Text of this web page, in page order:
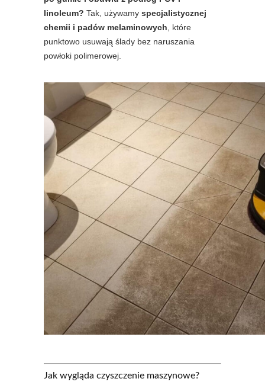
linoleum? Tak, używamy specjalistycznej
chemii i padów melaminowych , które
punktowo usuwają ślady bez naruszania
powłoki polimerowej.
Jak wygląda czyszczenie maszynowe?